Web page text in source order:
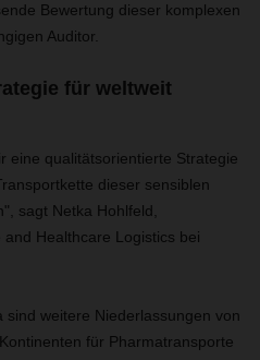
Bewertung dieser komplexen
Auditor.
für weltweit
eine qualitätsorientierte Strategie
dieser sensiblen
sagt Netka Hohlfeld,
Healthcare Logistics bei
sind weitere Niederlassungen von
für Pharmatransporte